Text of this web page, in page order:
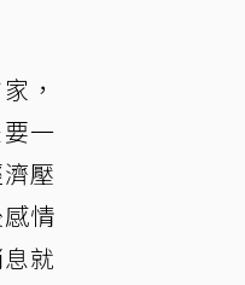
，
一
壓
情
就